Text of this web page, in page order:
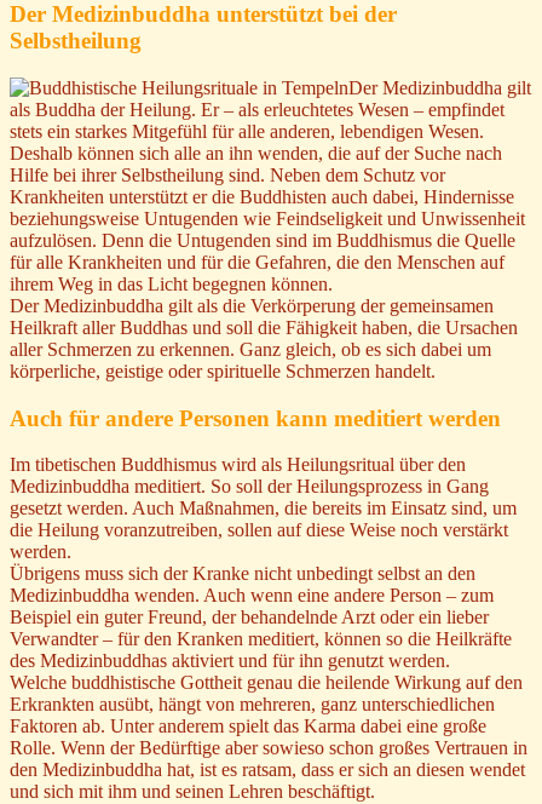
Der Medizinbuddha unterstützt bei der
Selbstheilung
Der Medizinbuddha gilt
als Buddha der Heilung. Er – als erleuchtetes Wesen – empfindet
stets ein starkes Mitgefühl für alle anderen, lebendigen Wesen.
Deshalb können sich alle an ihn wenden, die auf der Suche nach
Hilfe bei ihrer Selbstheilung sind. Neben dem Schutz vor
Krankheiten unterstützt er die Buddhisten auch dabei, Hindernisse
beziehungsweise Untugenden wie Feindseligkeit und Unwissenheit
aufzulösen. Denn die Untugenden sind im Buddhismus die Quelle
für alle Krankheiten und für die Gefahren, die den Menschen auf
ihrem Weg in das Licht begegnen können.
Der Medizinbuddha gilt als die Verkörperung der gemeinsamen
Heilkraft aller Buddhas und soll die Fähigkeit haben, die Ursachen
aller Schmerzen zu erkennen. Ganz gleich, ob es sich dabei um
körperliche, geistige oder spirituelle Schmerzen handelt.
Auch für andere Personen kann meditiert werden
Im tibetischen Buddhismus wird als Heilungsritual über den
Medizinbuddha meditiert. So soll der Heilungsprozess in Gang
gesetzt werden. Auch Maßnahmen, die bereits im Einsatz sind, um
die Heilung voranzutreiben, sollen auf diese Weise noch verstärkt
werden.
Übrigens muss sich der Kranke nicht unbedingt selbst an den
Medizinbuddha wenden. Auch wenn eine andere Person – zum
Beispiel ein guter Freund, der behandelnde Arzt oder ein lieber
Verwandter – für den Kranken meditiert, können so die Heilkräfte
des Medizinbuddhas aktiviert und für ihn genutzt werden.
Welche buddhistische Gottheit genau die heilende Wirkung auf den
Erkrankten ausübt, hängt von mehreren, ganz unterschiedlichen
Faktoren ab. Unter anderem spielt das Karma dabei eine große
Rolle. Wenn der Bedürftige aber sowieso schon großes Vertrauen in
den Medizinbuddha hat, ist es ratsam, dass er sich an diesen wendet
und sich mit ihm und seinen Lehren beschäftigt.